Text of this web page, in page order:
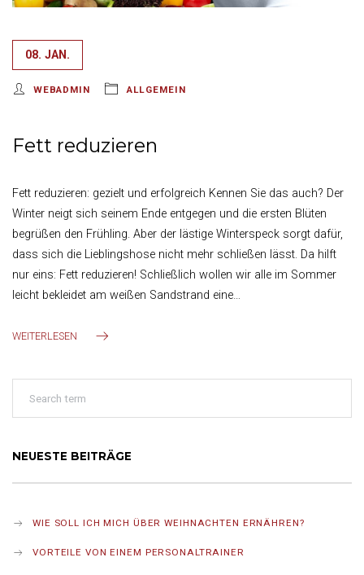
08. JAN.
WEBADMIN ALLGEMEIN
Fett reduzieren
Fett reduzieren: gezielt und erfolgreich Kennen Sie das auch? Der
Winter neigt sich seinem Ende entgegen und die ersten Blüten
begrüßen den Frühling. Aber der lästige Winterspeck sorgt dafür,
dass sich die Lieblingshose nicht mehr schließen lässt. Da hilft
nur eins: Fett reduzieren! Schließlich wollen wir alle im Sommer
leicht bekleidet am weißen Sandstrand eine…
WEITERLESEN
NEUESTE BEITRÄGE
WIE SOLL ICH MICH ÜBER WEIHNACHTEN ERNÄHREN?
VORTEILE VON EINEM PERSONALTRAINER